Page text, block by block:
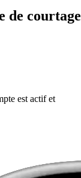
de courtage
est actif et